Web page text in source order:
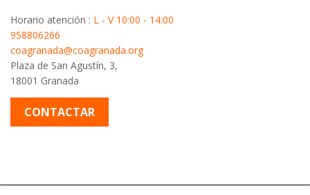
Horario atención : L - V 10:00 - 14:00
958806266
coagranada@coagranada.org
Plaza de San Agustín, 3,
18001 Granada
CONTACTAR